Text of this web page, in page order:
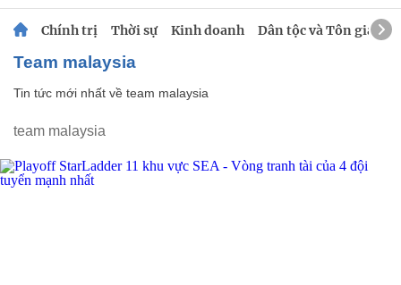
Chính trị Thời sự Kinh doanh Dân tộc và Tôn giáo
team malaysia
Tin tức mới nhất về team malaysia
team malaysia